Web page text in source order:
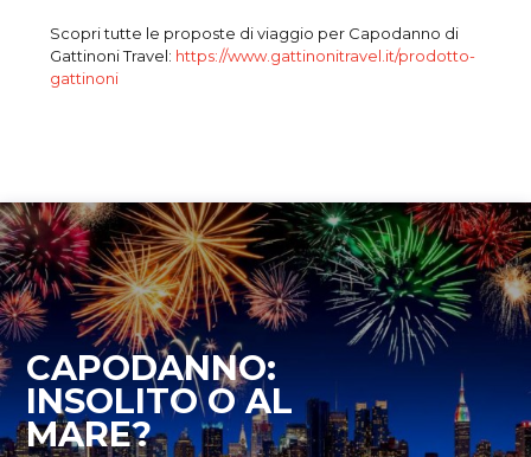
Scopri tutte le proposte di viaggio per Capodanno di
Gattinoni Travel: https://www.gattinonitravel.it/prodotto-
gattinoni
CAPODANNO:
INSOLITO O AL
MARE?